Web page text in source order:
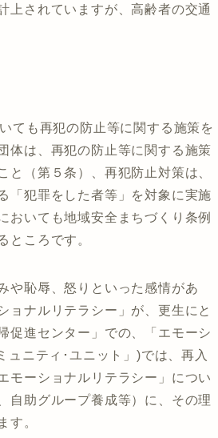
上されていますが、高齢者の交通
ても再犯の防止等に関する施策を
体は、再犯の防止等に関する施策
（第５条）、再犯防止対策は、
「犯罪をした者等」を対象に実施
おいても地域安全まちづくり条例
ところです。
や恥辱、怒りといった感情があ
ョナルリテラシー」が、更生にと
促進センター」での、「エモーシ
ュニティ･ユニット」)では、再入
モーショナルリテラシー」につい
自助グループ養成等）に、その理
す。